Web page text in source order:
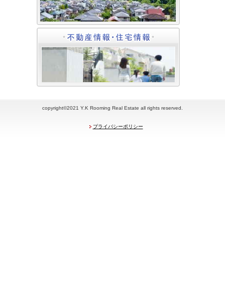
copyright©2021 Y.K Rooming Real Estate all rights reserved.
プライバシーポリシー